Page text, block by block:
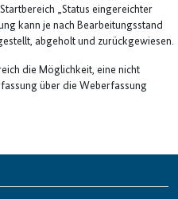
„Status eingereichter
kann je nach Bearbeitungsstand
abgeholt und zurückgewiesen.
die Möglichkeit, eine nicht
über die Weberfassung